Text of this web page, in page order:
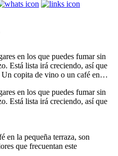
en los que puedes fumar sin
Está lista irá creciendo, así que
copita de vino o un café en…
en los que puedes fumar sin
Está lista irá creciendo, así que
en la pequeña terraza, son
que frecuentan este